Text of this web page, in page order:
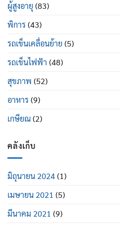
ผู้สูงอายุ (83)
พิการ (43)
รถเข็นเคลื่อนย้าย (5)
รถเข็นไฟฟ้า (48)
สุขภาพ (52)
อาหาร (9)
เกษียณ(2)
คลังเก็บ
มิถุนายน 2024(1)
เมษายน 2021 (5)
มีนาคม 2021 (9)